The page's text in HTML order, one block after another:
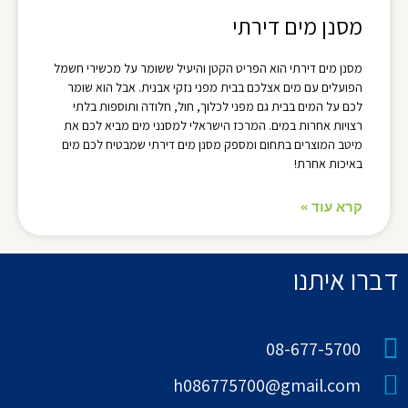
מסנן מים דירתי
מסנן מים דירתי הוא הפריט הקטן והיעיל ששומר על מכשירי חשמל
הפועלים עם מים אצלכם בבית מפני נזקי אבנית. אבל הוא שומר
לכם על המים בבית גם מפני לכלוך, חול, חלודה ותוספות בלתי
רצויות אחרות במים. המרכז הישראלי למסנני מים מביא לכם את
מיטב המוצרים בתחום ומספק מסנן מים דירתי שמבטיח לכם מים
באיכות אחרת!
קרא עוד »
דברו איתנו
08-677-5700
h086775700@gmail.com